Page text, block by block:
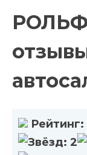
РОЛЬФ
Рейтинг: